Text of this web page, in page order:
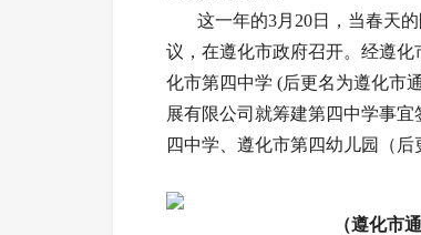
这一年的3月20日，当春天的
议，在遵化市政府召开。经遵
化市第四中学 (后更名为遵化市
展有限公司就筹建第四中学事
四中学、遵化市第四幼儿园（后
（遵化市